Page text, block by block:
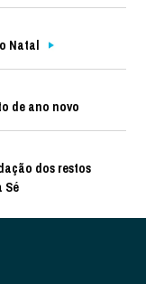
Natal
de ano novo
dos restos
Sé